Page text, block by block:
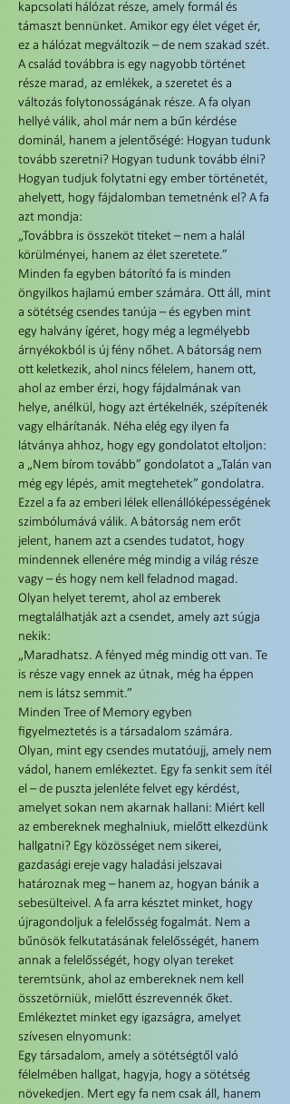
kapcsolati hálózat része, amely formál és
támaszt bennünket. Amikor egy élet véget ér,
ez a hálózat megváltozik – de nem szakad szét.
A család továbbra is egy nagyobb történet
része marad, az emlékek, a szeretet és a
változás folytonosságának része. A fa olyan
hellyé válik, ahol már nem a bűn kérdése
dominál, hanem a jelentőségé: Hogyan tudunk
tovább szeretni? Hogyan tudunk tovább élni?
Hogyan tudjuk folytatni egy ember történetét,
ahelyett, hogy fájdalomban temetnénk el? A fa
azt mondja:
„Továbbra is összeköt titeket – nem a halál
körülményei, hanem az élet szeretete.”
Minden fa egyben bátorító fa is minden
öngyilkos hajlamú ember számára. Ott áll, mint
a sötétség csendes tanúja – és egyben mint
egy halvány ígéret, hogy még a legmélyebb
árnyékokból is új fény nőhet. A bátorság nem
ott keletkezik, ahol nincs félelem, hanem ott,
ahol az ember érzi, hogy fájdalmának van
helye, anélkül, hogy azt értékelnék, szépítenék
vagy elhárítanák. Néha elég egy ilyen fa
látványa ahhoz, hogy egy gondolatot eltoljon:
a „Nem bírom tovább” gondolatot a „Talán van
még egy lépés, amit megtehetek” gondolatra.
Ezzel a fa az emberi lélek ellenállóképességének
szimbólumává válik. A bátorság nem erőt
jelent, hanem azt a csendes tudatot, hogy
mindennek ellenére még mindig a világ része
vagy – és hogy nem kell feladnod magad.
Olyan helyet teremt, ahol az emberek
megtalálhatják azt a csendet, amely azt súgja
nekik:
„Maradhatsz. A fényed még mindig ott van. Te
is része vagy ennek az útnak, még ha éppen
nem is látsz semmit.”
Minden Tree of Memory egyben
figyelmeztetés is a társadalom számára.
Olyan, mint egy csendes mutatóujj, amely nem
vádol, hanem emlékeztet. Egy fa senkit sem ítél
el – de puszta jelenléte felvet egy kérdést,
amelyet sokan nem akarnak hallani: Miért kell
az embereknek meghalniuk, mielőtt elkezdünk
hallgatni? Egy közösséget nem sikerei,
gazdasági ereje vagy haladási jelszavai
határoznak meg – hanem az, hogyan bánik a
sebesülteivel. A fa arra késztet minket, hogy
újragondoljuk a felelősség fogalmát. Nem a
bűnösök felkutatásának felelősségét, hanem
annak a felelősségét, hogy olyan tereket
teremtsünk, ahol az embereknek nem kell
összetörniük, mielőtt észrevennék őket.
Emlékeztet minket egy igazságra, amelyet
szívesen elnyomunk:
Egy társadalom, amely a sötétségtől való
félelmében hallgat, hagyja, hogy a sötétség
növekedjen. Mert egy fa nem csak áll, hanem